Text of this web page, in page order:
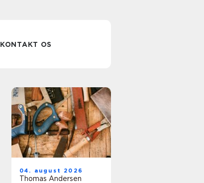
KONTAKT OS
04. august 2026
Thomas Andersen